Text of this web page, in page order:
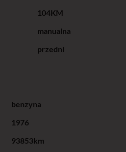
104KM
manualna
przedni
benzyna
1976
93853km